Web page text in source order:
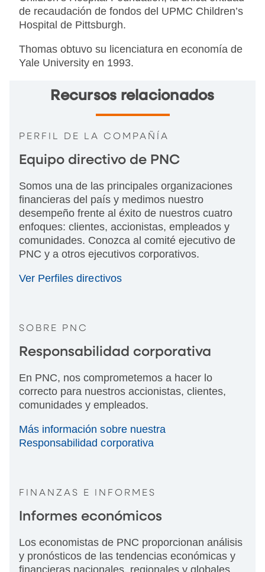
de recaudación de fondos del UPMC Children’s
Hospital de Pittsburgh.
Thomas obtuvo su licenciatura en economía de
Yale University en 1993.
Recursos relacionados
PERFIL DE LA COMPAÑÍA
Equipo directivo de PNC
Somos una de las principales organizaciones
financieras del país y medimos nuestro
desempeño frente al éxito de nuestros cuatro
enfoques: clientes, accionistas, empleados y
comunidades. Conozca al comité ejecutivo de
PNC y a otros ejecutivos corporativos.
Ver Perfiles directivos
SOBRE PNC
Responsabilidad corporativa
En PNC, nos comprometemos a hacer lo
correcto para nuestros accionistas, clientes,
comunidades y empleados.
Más información sobre nuestra
Responsabilidad corporativa
FINANZAS E INFORMES
Informes económicos
Los economistas de PNC proporcionan análisis
y pronósticos de las tendencias económicas y
financieras nacionales, regionales y globales